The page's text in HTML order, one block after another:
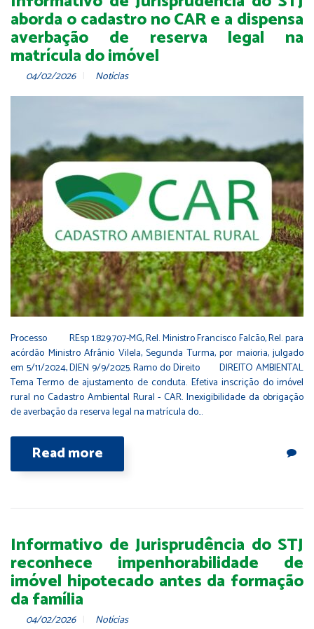
aborda o cadastro no CAR e a dispensa
averbação de reserva legal na
matrícula do imóvel
04/02/2026 Notícias
Processo REsp 1.829.707-MG, Rel. Ministro Francisco Falcão, Rel. para
acórdão Ministro Afrânio Vilela, Segunda Turma, por maioria, julgado
em 5/11/2024, DJEN 9/9/2025. Ramo do Direito DIREITO AMBIENTAL
Tema Termo de ajustamento de conduta. Efetiva inscrição do imóvel
rural no Cadastro Ambiental Rural - CAR. Inexigibilidade da obrigação
de averbação da reserva legal na matrícula do…
Read more
Informativo de Jurisprudência do STJ
reconhece impenhorabilidade de
imóvel hipotecado antes da formação
da família
04/02/2026 Notícias